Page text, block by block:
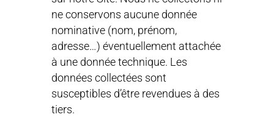
ne conservons aucune donnée
nominative (nom, prénom,
adresse…) éventuellement attachée
à une donnée technique. Les
données collectées sont
susceptibles d’être revendues à des
tiers.